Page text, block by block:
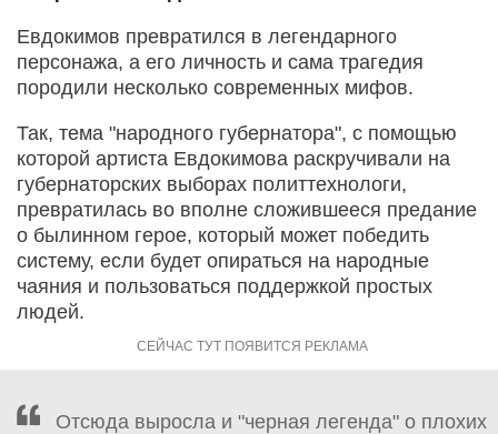
Евдокимов превратился в легендарного
персонажа, а его личность и сама трагедия
породили несколько современных мифов.
Так, тема "народного губернатора", с помощью
которой артиста Евдокимова раскручивали на
губернаторских выборах политтехнологи,
превратилась во вполне сложившееся предание
о былинном герое, который может победить
систему, если будет опираться на народные
чаяния и пользоваться поддержкой простых
людей.
Отсюда выросла и "черная легенда" о плохих